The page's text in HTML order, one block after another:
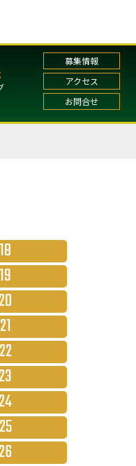
募集情報
アクセス
お問合せ